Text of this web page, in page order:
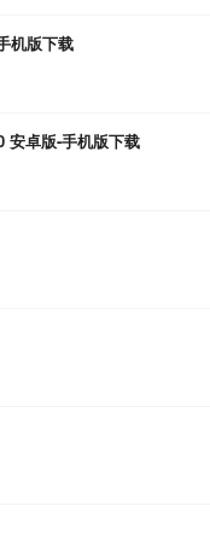
机版下载
安卓版-手机版下载